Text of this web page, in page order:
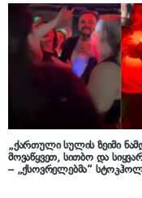
„ქართული სულის ზეიმი
მოვაწყვეთ, სითბო და
– „ქსოვრელებმა“